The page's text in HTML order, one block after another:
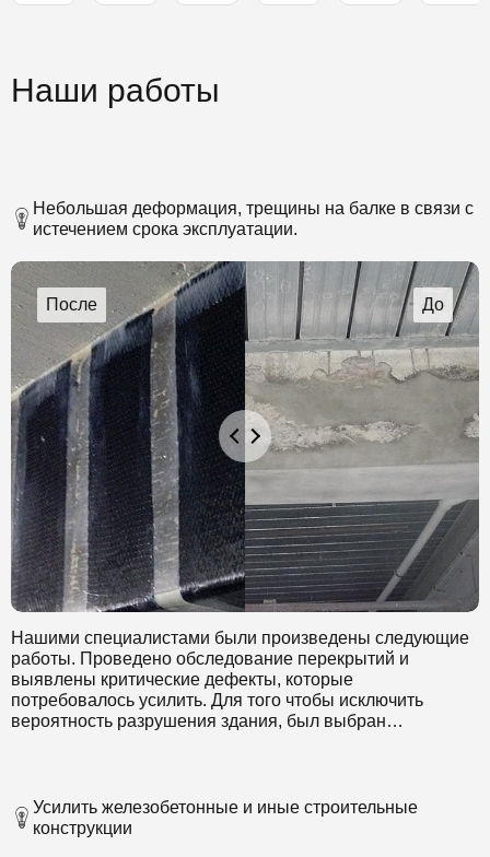
Наши работы
Небольшая деформация, трещины на балке в связи с
истечением срока эксплуатации.
Нашими специалистами были произведены следующие
работы. Проведено обследование перекрытий и
выявлены критические дефекты, которые
потребовалось усилить. Для того чтобы исключить
вероятность разрушения здания, был выбран
Усилить железобетонные и иные строительные
конструкции